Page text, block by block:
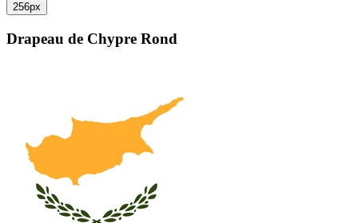
256px
Drapeau de Chypre Rond